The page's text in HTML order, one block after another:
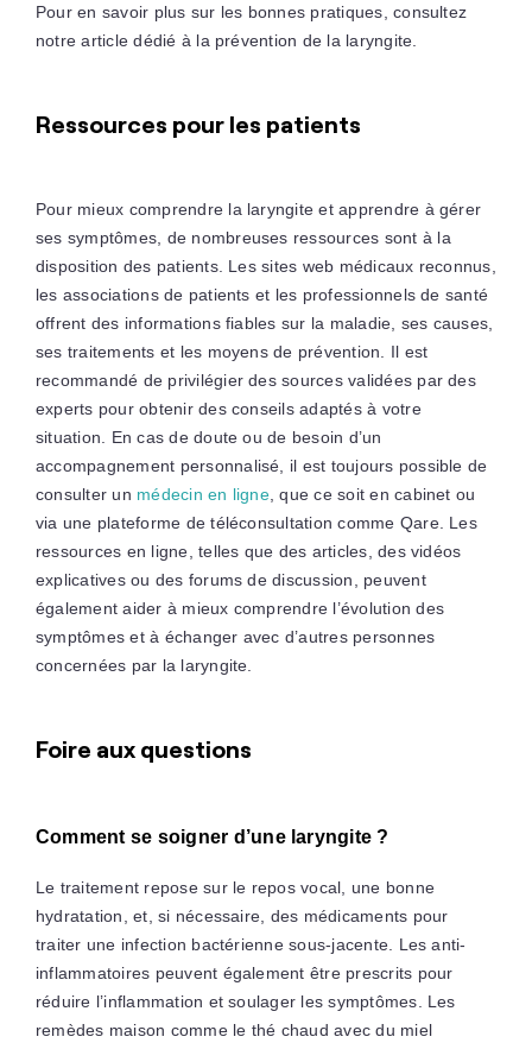
Pour en savoir plus sur les bonnes pratiques, consultez
notre article dédié à la prévention de la laryngite.
Ressources pour les patients
Pour mieux comprendre la laryngite et apprendre à gérer
ses symptômes, de nombreuses ressources sont à la
disposition des patients. Les sites web médicaux reconnus,
les associations de patients et les professionnels de santé
offrent des informations fiables sur la maladie, ses causes,
ses traitements et les moyens de prévention. Il est
recommandé de privilégier des sources validées par des
experts pour obtenir des conseils adaptés à votre
situation. En cas de doute ou de besoin d’un
accompagnement personnalisé, il est toujours possible de
consulter un médecin en ligne, que ce soit en cabinet ou
via une plateforme de téléconsultation comme Qare. Les
ressources en ligne, telles que des articles, des vidéos
explicatives ou des forums de discussion, peuvent
également aider à mieux comprendre l’évolution des
symptômes et à échanger avec d’autres personnes
concernées par la laryngite.
Foire aux questions
Comment se soigner d’une laryngite ?
Le traitement repose sur le repos vocal, une bonne
hydratation, et, si nécessaire, des médicaments pour
traiter une infection bactérienne sous-jacente. Les anti-
inflammatoires peuvent également être prescrits pour
réduire l’inflammation et soulager les symptômes. Les
remèdes maison comme le thé chaud avec du miel